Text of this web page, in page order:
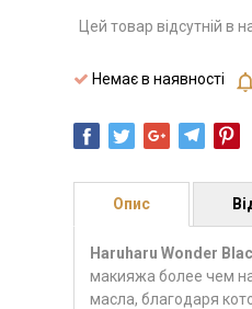
Цей товар відсутній в
Немає в наявності
Опис
Haruharu Wonder
макияжа более чем
масла, благодаря